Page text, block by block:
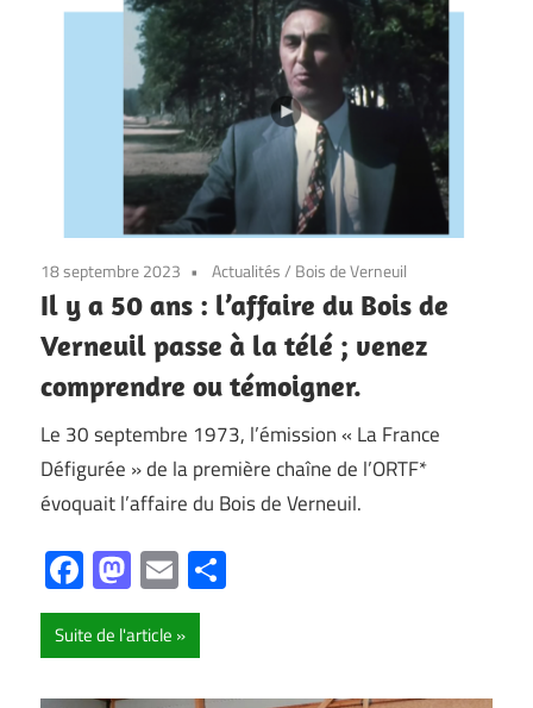
18 septembre 2023 Actualités/ Bois de Verneuil
Il y a 50 ans : l’affaire du Bois de
Verneuil passe à la télé ; venez
comprendre ou témoigner.
Le 30 septembre 1973, l’émission « La France
Défigurée » de la première chaîne de l’ORTF*
évoquait l’affaire du Bois de Verneuil.
Facebook
Mastodon
Email
Suite de l'article